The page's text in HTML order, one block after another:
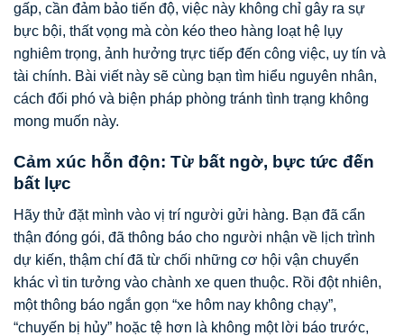
gấp, cần đảm bảo tiến độ, việc này không chỉ gây ra sự
bực bội, thất vọng mà còn kéo theo hàng loạt hệ lụy
nghiêm trọng, ảnh hưởng trực tiếp đến công việc, uy tín và
tài chính. Bài viết này sẽ cùng bạn tìm hiểu nguyên nhân,
cách đối phó và biện pháp phòng tránh tình trạng không
mong muốn này.
Cảm xúc hỗn độn: Từ bất ngờ, bực tức đến
bất lực
Hãy thử đặt mình vào vị trí người gửi hàng. Bạn đã cẩn
thận đóng gói, đã thông báo cho người nhận về lịch trình
dự kiến, thậm chí đã từ chối những cơ hội vận chuyển
khác vì tin tưởng vào chành xe quen thuộc. Rồi đột nhiên,
một thông báo ngắn gọn “xe hôm nay không chạy”,
“chuyến bị hủy” hoặc tệ hơn là không một lời báo trước,